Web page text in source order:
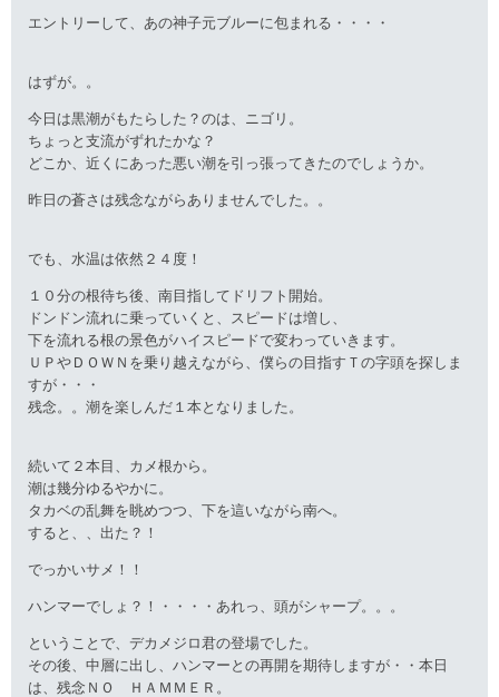
エントリーして、あの神子元ブルーに包まれる・・・・
はずが。。
今日は黒潮がもたらした？のは、ニゴリ。
ちょっと支流がずれたかな？
どこか、近くにあった悪い潮を引っ張ってきたのでしょうか。
昨日の蒼さは残念ながらありませんでした。。
でも、水温は依然２４度！
１０分の根待ち後、南目指してドリフト開始。
ドンドン流れに乗っていくと、スピードは増し、
下を流れる根の景色がハイスピードで変わっていきます。
ＵＰやＤＯＷＮを乗り越えながら、僕らの目指すＴの字頭を探しま
すが・・・
残念。。潮を楽しんだ１本となりました。
続いて２本目、カメ根から。
潮は幾分ゆるやかに。
タカベの乱舞を眺めつつ、下を這いながら南へ。
すると、、出た？！
でっかいサメ！！
ハンマーでしょ？！・・・・あれっ、頭がシャープ。。。
ということで、デカメジロ君の登場でした。
その後、中層に出し、ハンマーとの再開を期待しますが・・本日
は、残念ＮＯ ＨＡＭＭＥＲ。